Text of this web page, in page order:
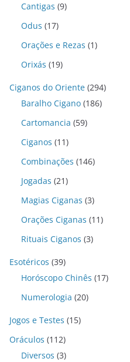
Cantigas (9)
Odus (17)
Orações e Rezas (1)
Orixás (19)
Ciganos do Oriente (294)
Baralho Cigano (186)
Cartomancia (59)
Ciganos (11)
Combinações (146)
Jogadas (21)
Magias Ciganas (3)
Orações Ciganas (11)
Rituais Ciganos (3)
Esotéricos (39)
Horóscopo Chinês (17)
Numerologia (20)
Jogos e Testes (15)
Oráculos (112)
Diversos (3)